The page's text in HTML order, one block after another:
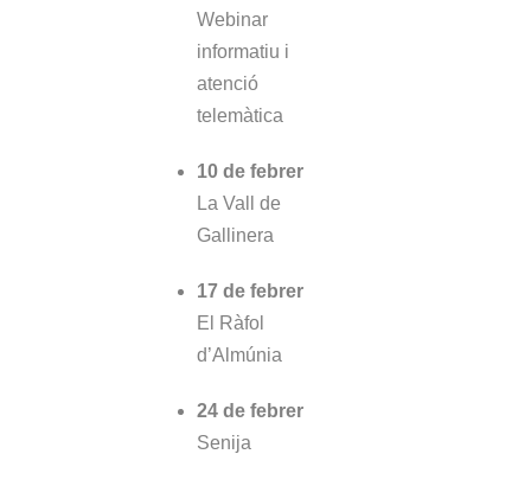
Webinar
informatiu i
atenció
telemàtica
10 de febrer
La Vall de
Gallinera
17 de febrer
El Ràfol
d’Almúnia
24 de febrer
Senija